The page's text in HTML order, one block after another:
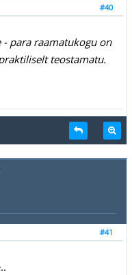
#40
- para raamatukogu on
teostamatu.
#41